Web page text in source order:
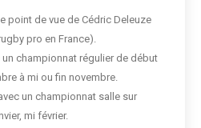
point de vue de Cédric Deleuze
pro en France).
un championnat régulier de début
à mi ou fin novembre.
un championnat salle sur
mi février.